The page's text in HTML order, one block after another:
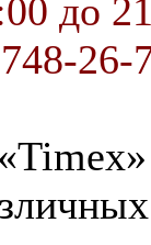
до
26-